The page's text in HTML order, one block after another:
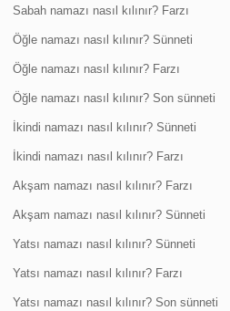
Sabah namazı nasıl kılınır? Farzı
Öğle namazı nasıl kılınır? Sünneti
Öğle namazı nasıl kılınır? Farzı
Öğle namazı nasıl kılınır? Son sünneti
İkindi namazı nasıl kılınır? Sünneti
İkindi namazı nasıl kılınır? Farzı
Akşam namazı nasıl kılınır? Farzı
Akşam namazı nasıl kılınır? Sünneti
Yatsı namazı nasıl kılınır? Sünneti
Yatsı namazı nasıl kılınır? Farzı
Yatsı namazı nasıl kılınır? Son sünneti